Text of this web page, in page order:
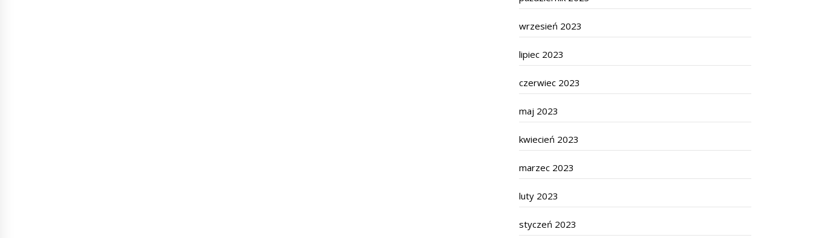
wrzesień 2023
lipiec 2023
czerwiec 2023
maj 2023
kwiecień 2023
marzec 2023
luty 2023
styczeń 2023